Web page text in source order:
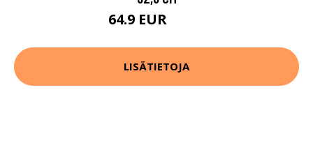
64.9 EUR
LISÄTIETOJA